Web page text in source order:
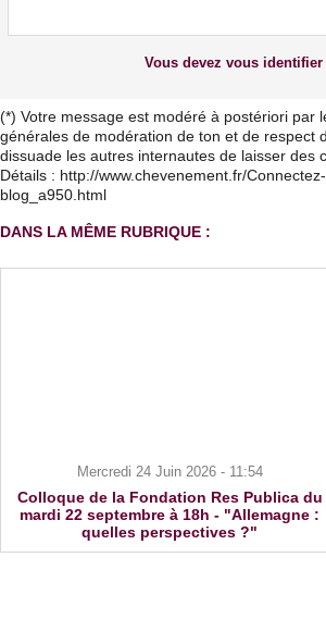
Vous devez vous
(*) Votre message est modéré à postériori par
générales de modération de ton et de respect
dissuade les autres internautes de laisser des
Détails : http://www.chevenement.fr/
blog_a950.html
DANS LA MÊME RUBRIQUE :
Mercredi 24 Juin 2026 - 11:54
Colloque de la Fondation Res Publica du
mardi 22 septembre à 18h - "Allemagne :
quelles perspectives ?"